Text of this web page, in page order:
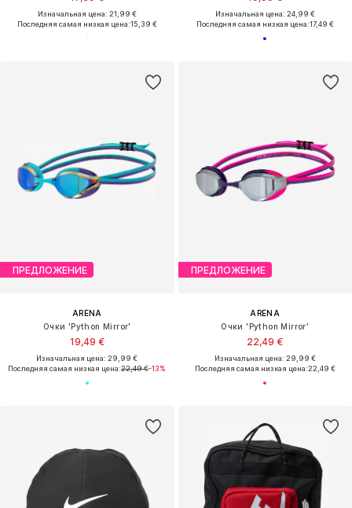
Изначальная цена: 21,99 €
Последняя самая низкая цена:15,39 €
Изначальная цена: 24,99 €
Последняя самая низкая цена:17,49 €
ПРЕДЛОЖЕНИЕ
ARENA
Очки 'Python Mirror'
19,49 €
Изначальная цена: 29,99 €
Последняя самая низкая цена:22,49 €-13%
ПРЕДЛОЖЕНИЕ
ARENA
Очки 'Python Mirror'
22,49 €
Изначальная цена: 29,99 €
Последняя самая низкая цена:22,49 €